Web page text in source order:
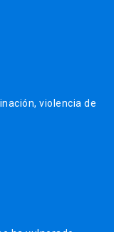
violencia de